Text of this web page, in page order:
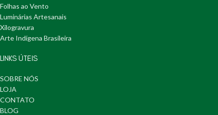
Folhas ao Vento
Luminárias Artesanais
Xilogravura
Arte Indígena Brasileira
LINKS ÚTEIS
SOBRE NÓS
LOJA
CONTATO
BLOG